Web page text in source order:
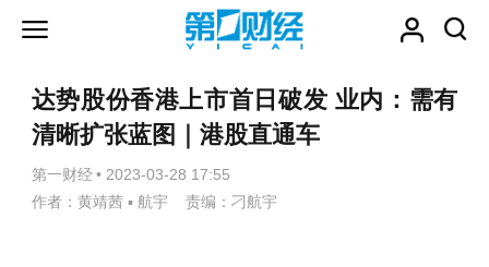
达势股份香港上市首日破发 业内：需有
清晰扩张蓝图｜港股直通车
第一财经 • 2023-03-28 17:55
作者：黄靖茜 ▪ 航宇 责编：刁航宇